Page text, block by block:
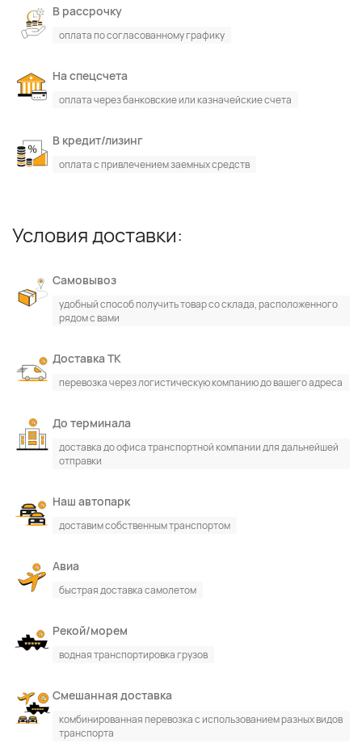
В рассрочку
оплата по согласованному графику
На спецсчета
оплата через банковские или казначейские счета
В кредит/лизинг
оплата с привлечением заемных средств
Условия доставки:
Самовывоз
удобный способ получить товар со склада, расположенного
рядом с вами
Доставка ТК
перевозка через логистическую компанию до вашего адреса
До терминала
доставка до офиса транспортной компании для дальнейшей
отправки
Наш автопарк
доставим собственным транспортом
Авиа
быстрая доставка самолетом
Рекой/морем
водная транспортировка грузов
Смешанная доставка
комбинированная перевозка с использованием разных видов
транспорта
По каталогуПо сайту